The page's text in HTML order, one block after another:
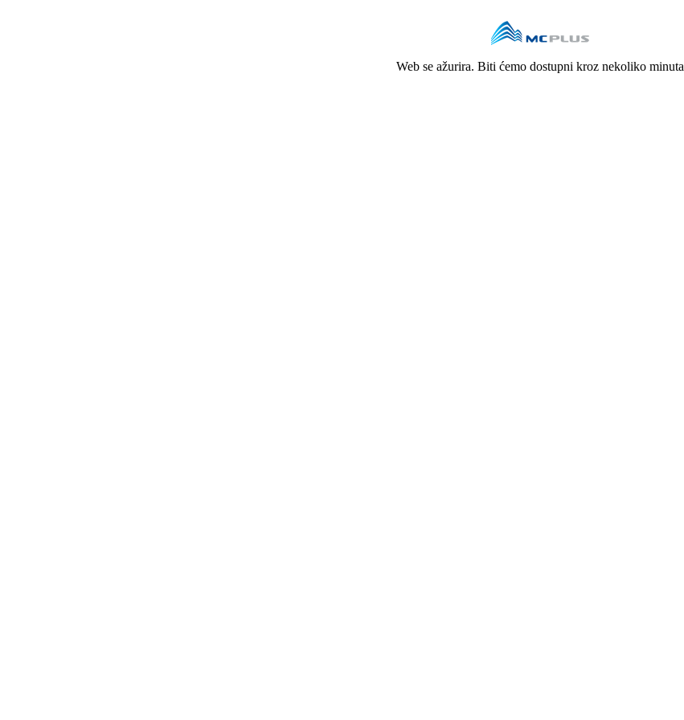
Web se ažurira. Biti ćemo dostupni kroz nekoliko minuta